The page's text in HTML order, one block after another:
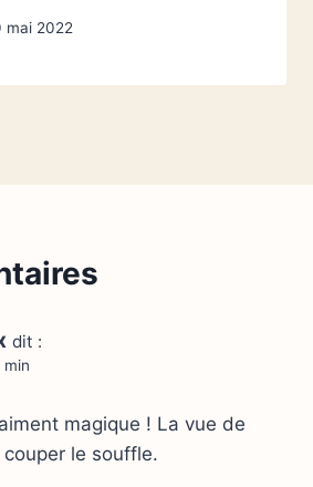
mai 2022
dit :
magique ! La vue de
le souffle.